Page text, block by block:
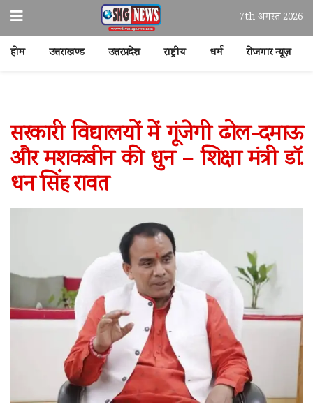
7th अगस्त 2026
होम उत्तराखण्ड उत्तरप्रदेश राष्ट्रीय धर्म रोजगार न्यूज़
सरकारी विद्यालयों में गूंजेगी ढोल-दमाऊ
और मशकबीन की धुन – शिक्षा मंत्री डॉ.
धन सिंह रावत